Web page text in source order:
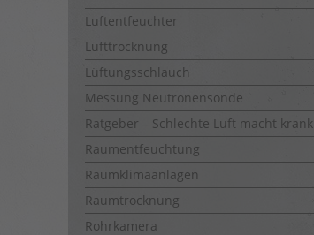
Luftentfeuchter
Lufttrocknung
Lüftungsschlauch
Messung Neutronensonde
Ratgeber – Schlechte Luft macht krank
Raumentfeuchtung
Raumklimaanlagen
Raumtrocknung
Rohrkamera